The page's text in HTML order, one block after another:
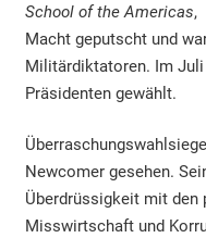
School of the Americas,
Macht geputscht und
Militärdiktatoren. Im
Präsidenten gewählt.
Newcomer gesehen.
Überdrüssigkeit mit
Misswirtschaft und